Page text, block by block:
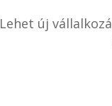
Lehet új